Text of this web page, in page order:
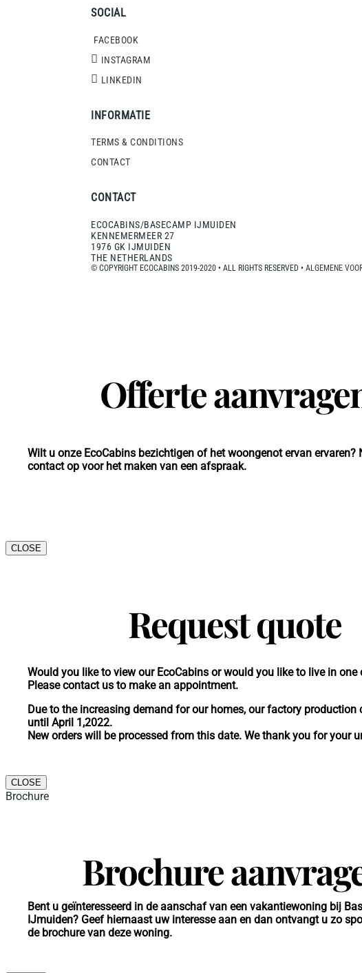
SOCIAL
FACEBOOK
INSTAGRAM
LINKEDIN
INFORMATIE
TERMS & CONDITIONS
CONTACT
CONTACT
ECOCABINS/BASECAMP IJMUIDEN
KENNEMERMEER 27
1976 GK IJMUIDEN
THE NETHERLANDS
© COPYRIGHT ECOCABINS 2019-2020 • ALL RIGHTS RESERVED • ALGEMENE
Offerte
Wilt u onze EcoCabins bezichtigen of het woongenot ervan ervaren?
contact op voor het maken van een afspraak.
CLOSE
Request quote
Would you like to view our EcoCabins or would you like to live in one
Please contact us to make an appointment.
Due to the increasing demand for our homes, our factory
until April 1,2022.
New orders will be processed from this date. We thank you for your
CLOSE
Brochure
Brochure
Bent u geïnteresseerd in de aanschaf van een vakantiewoning bij
IJmuiden? Geef hiernaast uw interesse aan en dan ontvangt u zo
de brochure van deze woning.